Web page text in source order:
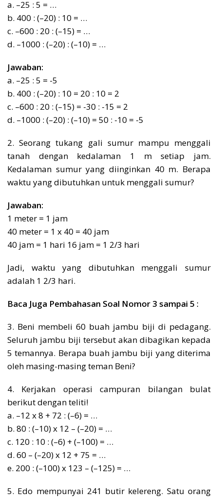
a. –25 : 5 = …
b. 400 : (–20) : 10 = …
c. –600 : 20 : (–15) = …
d. –1000 : (–20) : (–10) = …
Jawaban:
a. –25 : 5 = -5
b. 400 : (–20) : 10 = 20 : 10 = 2
c. –600 : 20 : (–15) = -30 : -15 = 2
d. –1000 : (–20) : (–10) = 50 : -10 = -5
2. Seorang tukang gali sumur mampu menggali
tanah dengan kedalaman 1 m setiap jam.
Kedalaman sumur yang diinginkan 40 m. Berapa
waktu yang dibutuhkan untuk menggali sumur?
Jawaban:
1 meter = 1 jam
40 meter = 1 x 40 = 40 jam
40 jam = 1 hari 16 jam = 1 2/3 hari
Jadi, waktu yang dibutuhkan menggali sumur
adalah 1 2/3 hari.
Baca Juga Pembahasan Soal Nomor 3 sampai 5 :
3. Beni membeli 60 buah jambu biji di pedagang.
Seluruh jambu biji tersebut akan dibagikan kepada
5 temannya. Berapa buah jambu biji yang diterima
oleh masing-masing teman Beni?
4. Kerjakan operasi campuran bilangan bulat
berikut dengan teliti!
a. –12 x 8 + 72 : (–6) = …
b. 80 : (–10) x 12 – (–20) = …
c. 120 : 10 : (–6) + (–100) = …
d. 60 – (–20) x 12 + 75 = …
e. 200 : (–100) x 123 – (–125) = …
5. Edo mempunyai 241 butir kelereng. Satu orang